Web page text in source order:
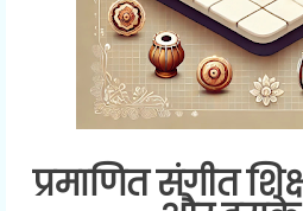
प्रमाणित संगीत